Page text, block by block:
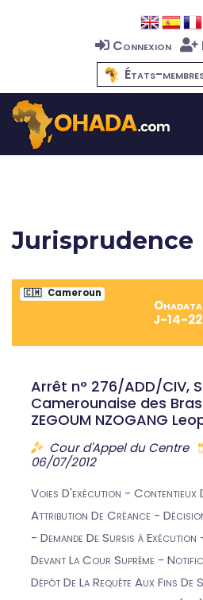
Connexion
États-
Jurisprudence
🇨🇲 Cameroun
Ohadata
J-14-22
Arrêt n° 276/ADD/CIV,
Camerounaise des
ZEGOUM NZOGANG
Cour d'Appel du Centre
06/07/2012
Voies D'exécution - Contentieux
Attribution De Créance -
- Demande De Sursis à Exécution
Devant La Cour Suprême -
Dépôt De La Requête Aux Fins